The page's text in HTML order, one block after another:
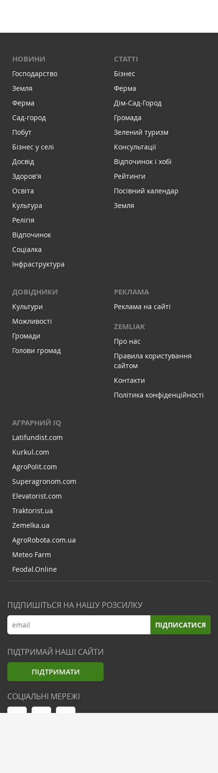
НОВИНИ
Господарство
Земля
Ферма
Сад-город
Побут
Бізнес у селі
Досвід
Здоров'я
Освіта
Культура
Релігія
Відпочинок
Соціалка
Інфраструктура
СТАТТІ
Бізнес
Ферма
Дім-Сад-Город
Громада
Зелений туризм
Консультації
Відпочинок і хобі
Рейтинги
Посівний календар
Земля
ДОВІДНИКИ
Культури
Можливості
Громади
Голови громад
РЕКЛАМА
Реклама на сайті
ZEMLIAK
Про нас
Правила користування
сайтом
Контакти
Політика конфіденційності
АГРАРНИЙ IQ
Latifundist.com
Kurkul.com
AgroPolit.com
Superagronom.com
Elevatorist.com
Traktorist.ua
Zemelka.ua
AgroRobota.com.ua
Meteo Farm
Feodal.Online
ПІДПИШІТЬСЯ НА НАШУ РОЗСИЛКУ
ПІДПИСАТИСЯ
ПІДТРИМАЙ НАШІ САЙТИ
ПІДТРИМАТИ
СОЦІАЛЬНІ МЕРЕЖІ